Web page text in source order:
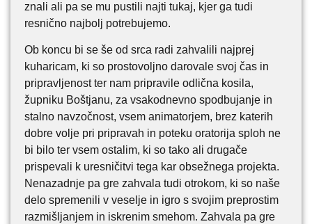
znali ali pa se mu pustili najti tukaj, kjer ga tudi
resnično najbolj potrebujemo.
Ob koncu bi se še od srca radi zahvalili najprej
kuharicam, ki so prostovoljno darovale svoj čas in
pripravljenost ter nam pripravile odlična kosila,
župniku Boštjanu, za vsakodnevno spodbujanje in
stalno navzočnost, vsem animatorjem, brez katerih
dobre volje pri pripravah in poteku oratorija sploh ne
bi bilo ter vsem ostalim, ki so tako ali drugače
prispevali k uresničitvi tega kar obsežnega projekta.
Nenazadnje pa gre zahvala tudi otrokom, ki so naše
delo spremenili v veselje in igro s svojim preprostim
razmišljanjem in iskrenim smehom. Zahvala pa gre